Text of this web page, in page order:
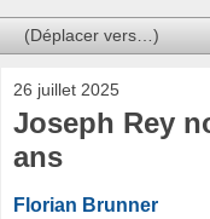
26 juillet 2025
Joseph Rey
ans
Florian Brunner